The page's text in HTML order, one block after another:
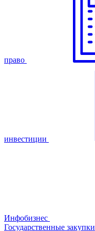
право
инвестиции
Инфобизнес
Государственные закупки